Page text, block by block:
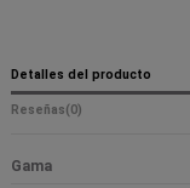
Detalles del producto
Reseñas(0)
Gama